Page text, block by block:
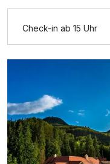
Check-in ab 15 Uhr